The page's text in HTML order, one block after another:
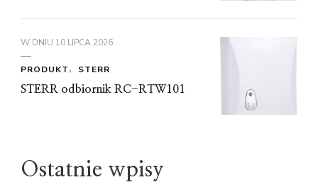
W DNIU 10 LIPCA 2026
PRODUKT
STERR
STERR odbiornik RC-RTW101
Ostatnie wpisy